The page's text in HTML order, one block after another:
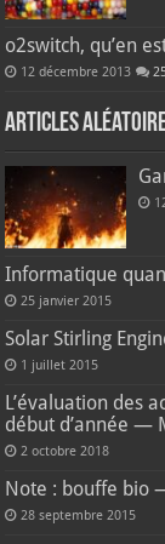
o2switch, qu’en
12 décembre 2013
Articles
Informatique
25 janvier 2015
Solar Stirling
1 juillet 2015
L’évaluation des
début d’année —
2 octobre 2018
Note : bouffe bio
28 septembre 2015